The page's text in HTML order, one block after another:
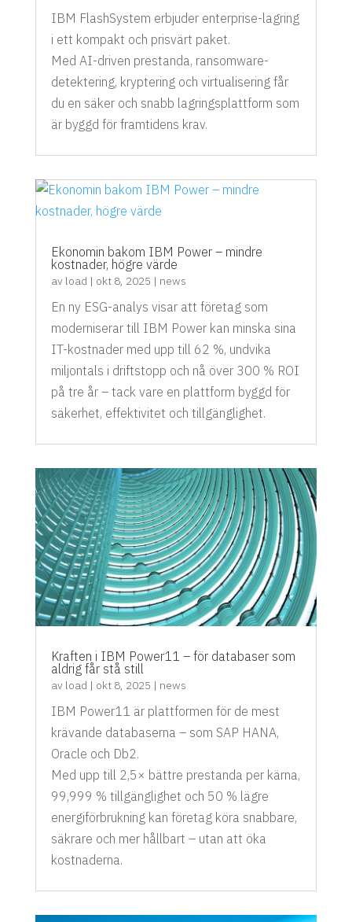
IBM FlashSystem erbjuder enterprise-lagring
i ett kompakt och prisvärt paket.
Med AI-driven prestanda, ransomware-
detektering, kryptering och virtualisering får
du en säker och snabb lagringsplattform som
är byggd för framtidens krav.
Ekonomin bakom IBM Power – mindre
kostnader, högre värde
av load | okt 8, 2025 | news
En ny ESG-analys visar att företag som
moderniserar till IBM Power kan minska sina
IT-kostnader med upp till 62 %, undvika
miljontals i driftstopp och nå över 300 % ROI
på tre år – tack vare en plattform byggd för
säkerhet, effektivitet och tillgänglighet.
Kraften i IBM Power11 – för databaser som
aldrig får stå still
av load | okt 8, 2025 | news
IBM Power11 är plattformen för de mest
krävande databaserna – som SAP HANA,
Oracle och Db2.
Med upp till 2,5× bättre prestanda per kärna,
99,999 % tillgänglighet och 50 % lägre
energiförbrukning kan företag köra snabbare,
säkrare och mer hållbart – utan att öka
kostnaderna.